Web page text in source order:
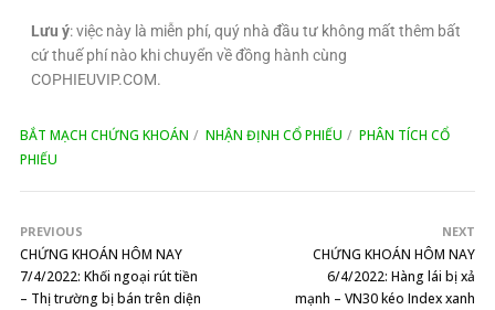
Lưu ý: việc này là miễn phí, quý nhà đầu tư không mất thêm bất
cứ thuế phí nào khi chuyển về đồng hành cùng
COPHIEUVIP.COM.
BẮT MẠCH CHỨNG KHOÁN NHẬN ĐỊNH CỔ PHIẾU
PHÂN TÍCH CỔ
PHIẾU
PREVIOUS
CHỨNG KHOÁN HÔM NAY
7/4/2022: Khối ngoại rút tiền
– Thị trường bị bán trên diện
NEXT
CHỨNG KHOÁN HÔM NAY
6/4/2022: Hàng lái bị xả
mạnh – VN30 kéo Index xanh